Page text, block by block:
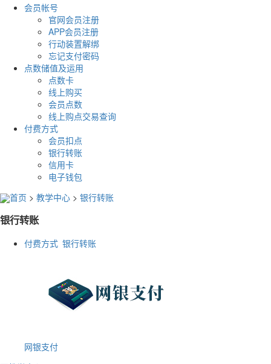
会员帐号
官网会员注册
APP会员注册
行动装置解绑
忘记支付密码
点数储值及运用
点数卡
线上购买
会员点数
线上购点交易查询
付费方式
会员扣点
银行转账
信用卡
电子钱包
首页 > 教学中心 > 银行转账
银行转账
付费方式 银行转账
网银支付